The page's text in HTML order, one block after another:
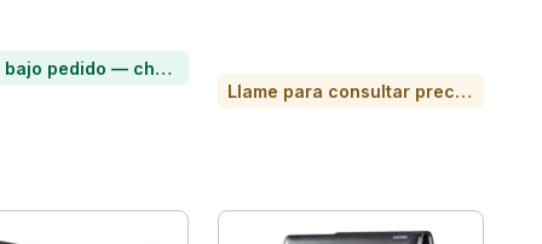
Artículo bajo pedido — chatea para conocer el plazo de entrega
Llame para consultar precio o para comprar